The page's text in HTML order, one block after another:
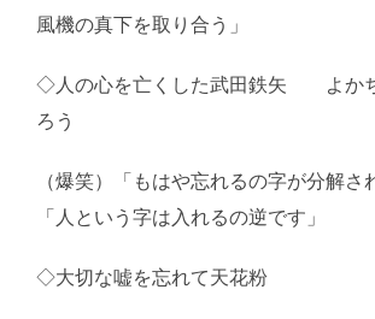
風機の真下を取り合う」
◇人の心を亡くした武田鉄矢 よか
ろう
（爆笑）「もはや忘れるの字が分解さ
「人という字は入れるの逆です」
◇大切な嘘を忘れて天花粉